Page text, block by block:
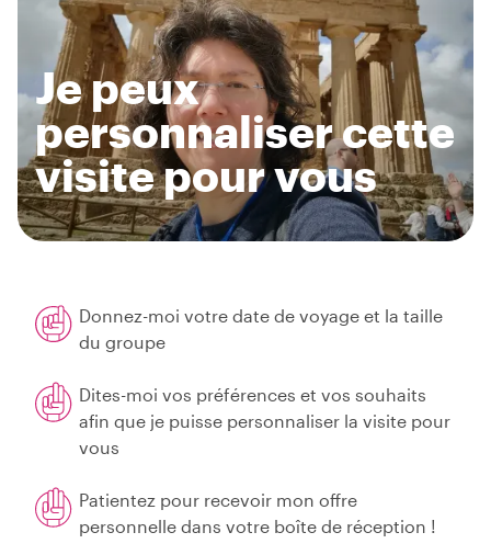
Je peux
personnaliser cette
visite pour vous
Donnez-moi votre date de voyage et la taille
du groupe
Dites-moi vos préférences et vos souhaits
afin que je puisse personnaliser la visite pour
vous
Patientez pour recevoir mon offre
personnelle dans votre boîte de réception !